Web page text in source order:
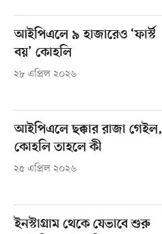
আইপিএলে ৯ হাজারেও ‘ফার্স্ট
বয়’ কোহলি
২৮ এপ্রিল ২০২৬
আইপিএলে ছক্কার রাজা গেইল,
কোহলি তাহলে কী
২৫ এপ্রিল ২০২৬
ইনস্টাগ্রাম থেকে যেভাবে শুরু